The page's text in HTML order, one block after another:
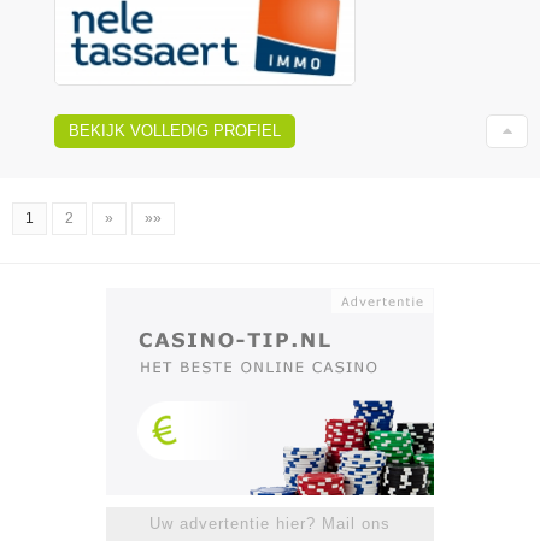
BEKIJK VOLLEDIG PROFIEL
1 2 » »»
Uw advertentie hier? Mail ons